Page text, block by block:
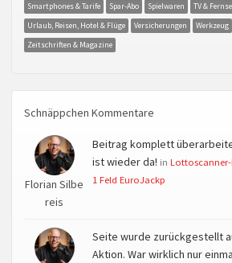
Smartphones & Tarife
Spar-Abo Spielwaren
TV &
Urlaub, Reisen, Hotel & Flüge
Versicherungen
Werkzeug
Zeitschriften & Magazine
Schnäppchen Kommentare
Florian Silbe
reis
Beitrag komplett
ist wieder da! in
1 Feld EuroJackp
Seite wurde zurückgestellt
Aktion. War wirklich nur